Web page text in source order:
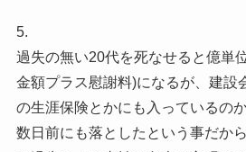
5.
過失の無い20代を死なせると億単
金額プラス慰謝料)になるが、建設
の生涯保険とかにも入っているの
数日前にも落としたという事だか